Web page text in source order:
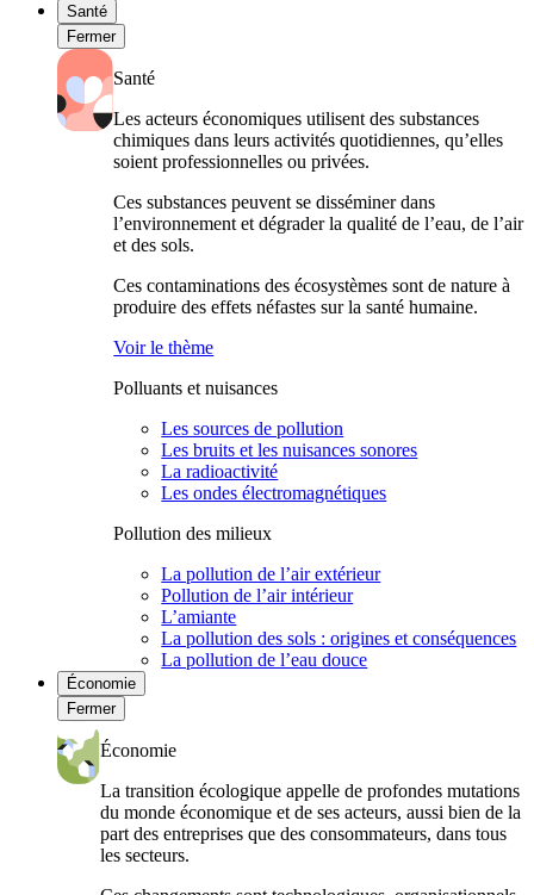
Santé
Fermer
Santé
Les acteurs économiques utilisent des substances
chimiques dans leurs activités quotidiennes, qu’elles
soient professionnelles ou privées.
Ces substances peuvent se disséminer dans
l’environnement et dégrader la qualité de l’eau, de l’air
et des sols.
Ces contaminations des écosystèmes sont de nature à
produire des effets néfastes sur la santé humaine.
Voir le thème
Polluants et nuisances
Les sources de pollution
Les bruits et les nuisances sonores
La radioactivité
Les ondes électromagnétiques
Pollution des milieux
La pollution de l’air extérieur
Pollution de l’air intérieur
L’amiante
La pollution des sols : origines et conséquences
La pollution de l’eau douce
Économie
Fermer
Économie
La transition écologique appelle de profondes mutations
du monde économique et de ses acteurs, aussi bien de la
part des entreprises que des consommateurs, dans tous
les secteurs.